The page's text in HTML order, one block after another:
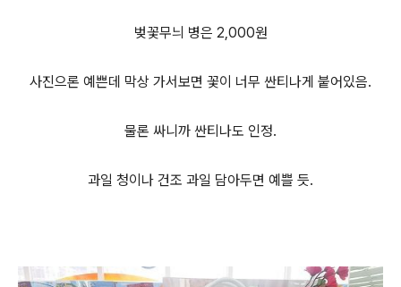
벚꽃무늬 병은 2,000원
사진으론 예쁜데 막상 가서보면 꽃이 너무 싼티나게 붙어있음.
물론 싸니까 싼티나도 인정.
과일 청이나 건조 과일 담아두면 예쁠 듯.